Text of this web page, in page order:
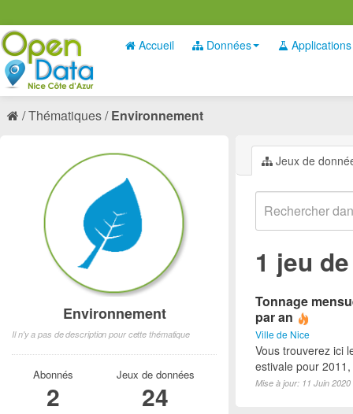
Accueil Données Applications
Thématiques Environnement
Jeux de
1 jeu
Tonnage
par an
Ville de Nice
Vous trouverez ici
estivale pour
Mise à jour: 11 Juin 2020
Environnement
Il n'y a pas de description pour cette thématique
Abonnés
2
Jeux de données
24